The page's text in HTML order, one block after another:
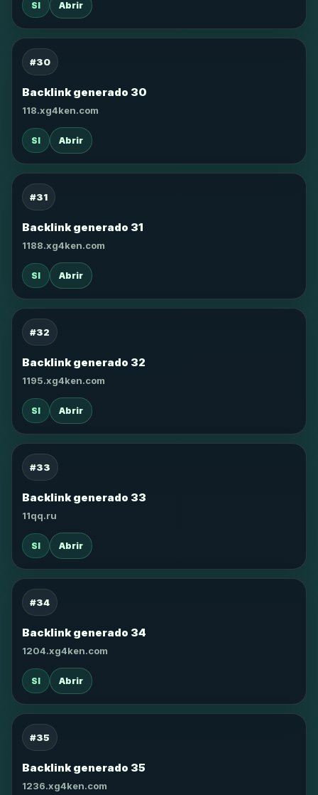
SI Abrir
#30
Backlink generado 30
118.xg4ken.com
SI Abrir
#31
Backlink generado 31
1188.xg4ken.com
SI Abrir
#32
Backlink generado 32
1195.xg4ken.com
SI Abrir
#33
Backlink generado 33
11qq.ru
SI Abrir
#34
Backlink generado 34
1204.xg4ken.com
SI Abrir
#35
Backlink generado 35
1236.xg4ken.com